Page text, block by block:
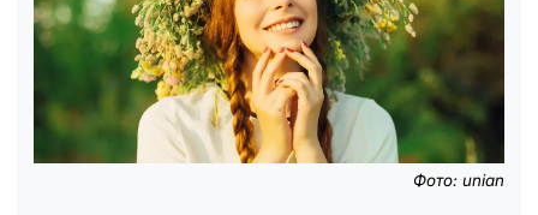
Фото: unian